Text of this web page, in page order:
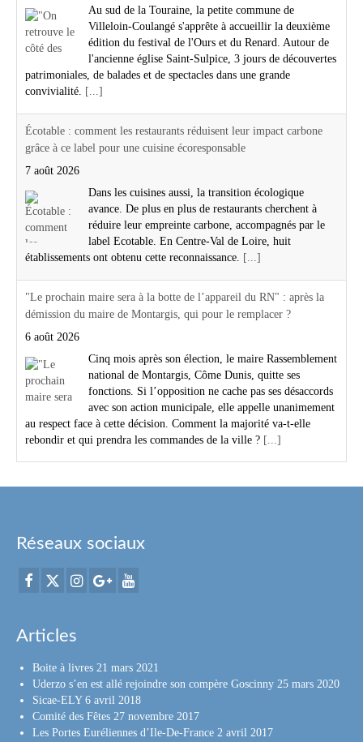
Au sud de la Touraine, la petite commune de
Villeloin-Coulangé s'apprête à accueillir la deuxième
édition du festival de l'Ours et du Renard. Autour de
l'ancienne église Saint-Sulpice, 3 jours de découvertes
patrimoniales, de balades et de spectacles dans une grande
convivialité. [...]
Écotable : comment les restaurants réduisent leur impact carbone
grâce à ce label pour une cuisine écoresponsable
7 août 2026
Dans les cuisines aussi, la transition écologique
avance. De plus en plus de restaurants cherchent à
réduire leur empreinte carbone, accompagnés par le
label Ecotable. En Centre-Val de Loire, huit
établissements ont obtenu cette reconnaissance. [...]
"Le prochain maire sera à la botte de l’appareil du RN" : après la
démission du maire de Montargis, qui pour le remplacer ?
6 août 2026
Cinq mois après son élection, le maire Rassemblement
national de Montargis, Côme Dunis, quitte ses
fonctions. Si l’opposition ne cache pas ses désaccords
avec son action municipale, elle appelle unanimement
au respect face à cette décision. Comment la majorité va-t-elle
rebondir et qui prendra les commandes de la ville ? [...]
Réseaux sociaux
Articles
Boite à livres 21 mars 2021
Uderzo s’en est allé rejoindre son compère Goscinny 25 mars 2020
Sicae-ELY 6 avril 2018
Comité des Fêtes 27 novembre 2017
Les Portes Euréliennes d’Ile-De-France 2 avril 2017